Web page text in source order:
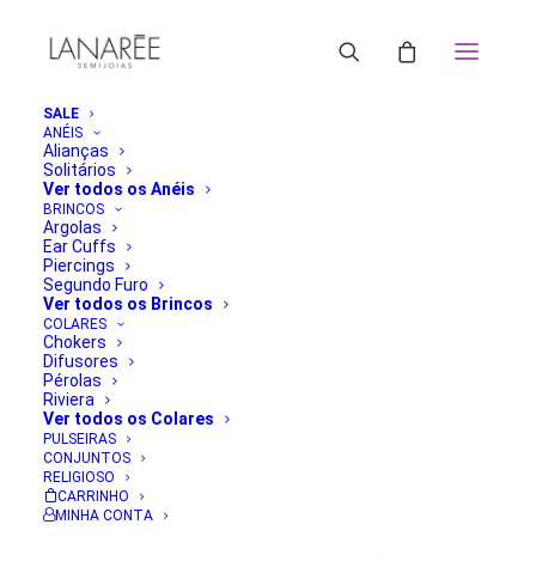
SALE
ANÉIS
Alianças
Solitários
Ver todos os Anéis
BRINCOS
Argolas
Ear Cuffs
Piercings
Segundo Furo
Ver todos os Brincos
COLARES
Chokers
Difusores
Pérolas
Riviera
Ver todos os Colares
PULSEIRAS
CONJUNTOS
RELIGIOSO
CARRINHO
MINHA CONTA